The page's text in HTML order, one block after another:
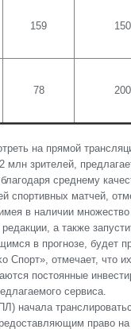
159 150
78 200
на прямой
зрителей,
среднему
спортивных матчей,
в наличии
а также
в прогнозе, будет
Спорт», отмечает, что
постоянные
сервиса.
начала
право